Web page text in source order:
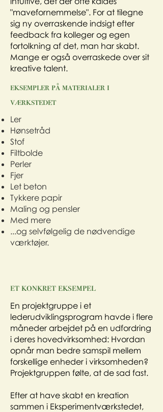
"mavefornemmelse". For at tilegne
sig ny overraskende indsigt efter
feedback fra kolleger og egen
fortolkning af det, man har skabt.
Mange er også overraskede over sit
kreative talent.
eksempler på materialer i
værkstedet
Ler
Hønsetråd
Stof
Filtbolde
Perler
Fjer
Let beton
Tykkere papir
Maling og pensler
Med mere
...og selvfølgelig de nødvendige
værktøjer.
et konkret eksempel
En projektgruppe i et
lederudviklingsprogram havde i flere
måneder arbejdet på en udfordring
i deres hovedvirksomhed: Hvordan
opnår man bedre samspil mellem
forskellige enheder i virksomheden?
Projektgruppen følte, at de sad fast.
Efter at have skabt en kreation
sammen i Eksperimentværkstedet,